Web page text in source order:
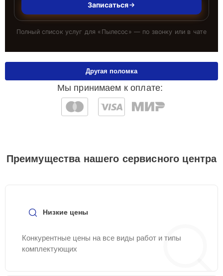
Записаться
Полный список услуг для « Пылесос » — по звонку или в чате
Мы принимаем к оплате:
Другая поломка
Преимущества нашего сервисного центра
Низкие цены
Конкурентные цены на все виды работ и типы
комплектующих